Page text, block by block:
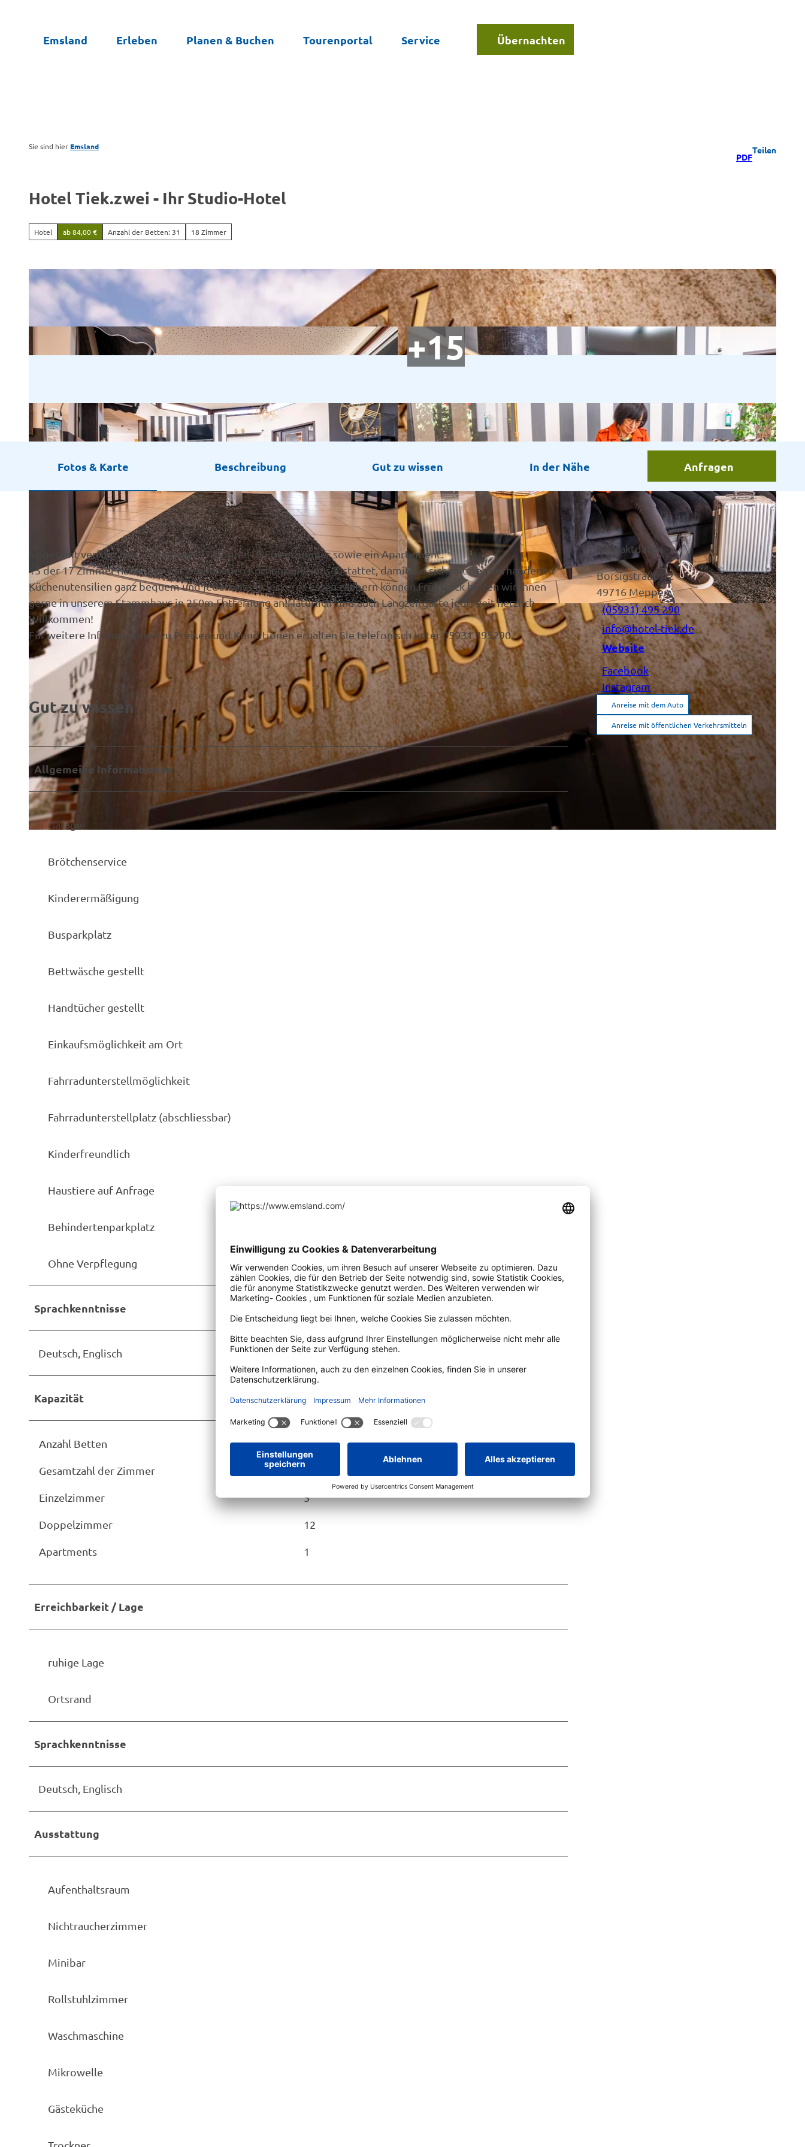
Emsland Erleben Planen & Buchen Tourenportal Service Übernachten
Sie sind hier Emsland
PDF
Teilen
Hotel Tiek.zwei - Ihr Studio-Hotel
Hotel ab 84,00 € Anzahl der Betten: 31 18 Zimmer
© © Schoening Fotodesign, Stefan Schöning Fotodesign © © Schoening Fotodesign, Stefan Schöning Fotodesign
Fotos & Karte Beschreibung Gut zu wissen In der Nähe Anfragen
Insgesamt verfügt das Studiohotel 17 Doppel- & Einzelzimmer sowie ein Apartement.
15 der 17 Zimmer haben wir mit brandneuen Küchenzeilen ausgestattet, damit Sie sich mit den vorhandenen
Küchenutensilien ganz bequem und jederzeit ein leckeres Essen zaubern können.Frühstück bieten wir Ihnen
gerne in unserem Stammhaus in 250m Entfernung an!Natürlich sind auch Langzeitgäste jederzeit herzlich
Willkommen!
Für weitere Informationen zu Preisen und Konditionen erhalten Sie telefonisch unter 05931 495290.
Gut zu wissen
Allgemeine Informationen
Garage
Brötchenservice
Kinderermäßigung
Busparkplatz
Bettwäsche gestellt
Handtücher gestellt
Einkaufsmöglichkeit am Ort
Fahrradunterstellmöglichkeit
Fahrradunterstellplatz (abschliessbar)
Kinderfreundlich
Haustiere auf Anfrage
Behindertenparkplatz
Ohne Verpflegung
Sprachkenntnisse
Deutsch, Englisch
Kapazität
Anzahl Betten 31
Gesamtzahl der Zimmer 18
Einzelzimmer 5
Doppelzimmer 12
Apartments 1
Erreichbarkeit / Lage
ruhige Lage
Ortsrand
Sprachkenntnisse
Deutsch, Englisch
Ausstattung
Aufenthaltsraum
Nichtraucherzimmer
Minibar
Rollstuhlzimmer
Waschmaschine
Mikrowelle
Gästeküche
Kontaktdaten
Borsigstraße 12
49716 Meppen
(05931) 495 290
info@hotel-tiek.de
Website
Facebook
Instagram
Anreise mit dem Auto
Anreise mit öffentlichen Verkehrsmitteln